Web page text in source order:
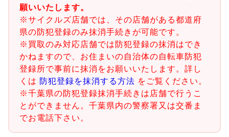
願いいたします。
※サイクルズ店舗では、その店舗がある都道府
県の防犯登録のみ抹消手続きが可能です。
※買取のみ対応店舗では防犯登録の抹消はでき
かねますので、お住まいの自治体の自転車防犯
登録所で事前に抹消をお願いいたします。詳し
くは 防犯登録を抹消する方法 をご覧ください。
※千葉県の防犯登録抹消手続きは店舗で行うこ
とができません。千葉県内の警察署又は交番ま
でお電話下さい。